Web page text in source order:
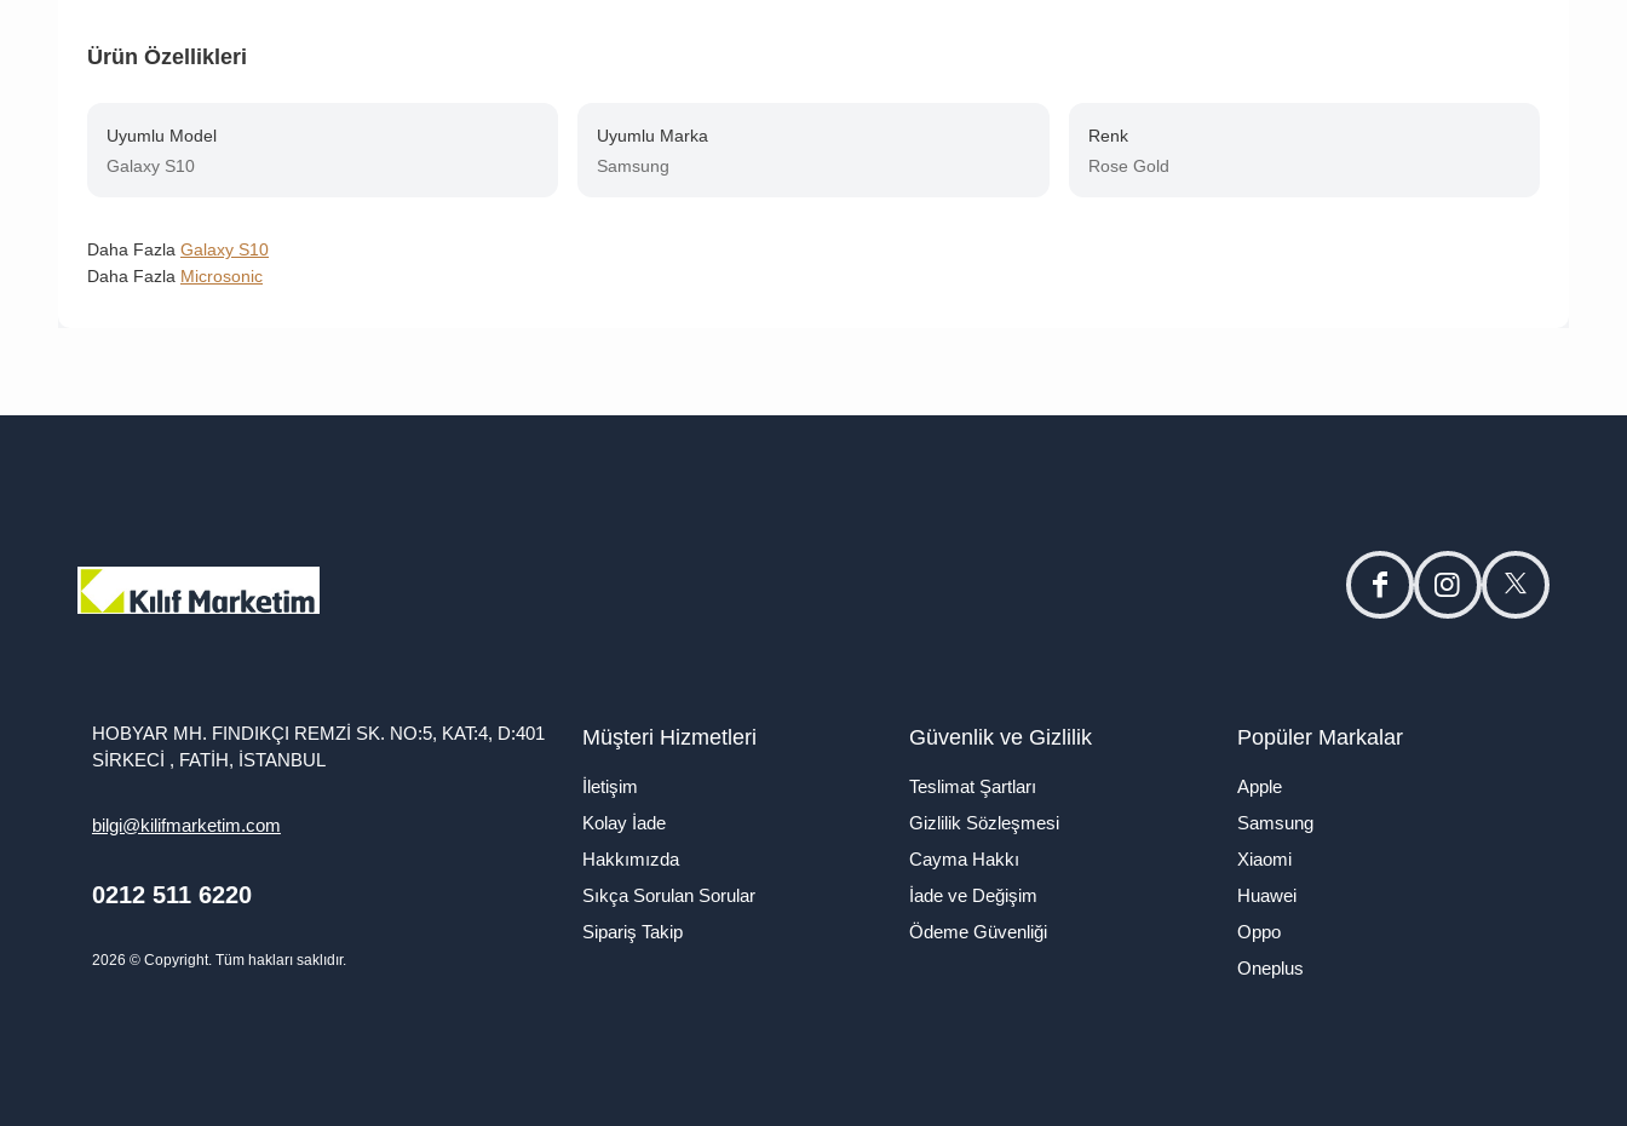
Ürün Özellikleri
Uyumlu Model
Galaxy S10
Uyumlu Marka
Samsung
Renk
Rose Gold
Daha Fazla Galaxy S10
Daha Fazla Microsonic
facebookinstagramtwitter
HOBYAR MH. FINDIKÇI REMZİ SK. NO:5, KAT:4, D:401
SİRKECİ , FATİH, İSTANBUL
bilgi@kilifmarketim.com
0212 511 6220
2026 © Copyright. Tüm hakları saklıdır.
Müşteri Hizmetleri
İletişim
Kolay İade
Hakkımızda
Sıkça Sorulan Sorular
Sipariş Takip
Güvenlik ve Gizlilik
Teslimat Şartları
Gizlilik Sözleşmesi
Cayma Hakkı
İade ve Değişim
Ödeme Güvenliği
Popüler Markalar
Apple
Samsung
Xiaomi
Huawei
Oppo
Oneplus